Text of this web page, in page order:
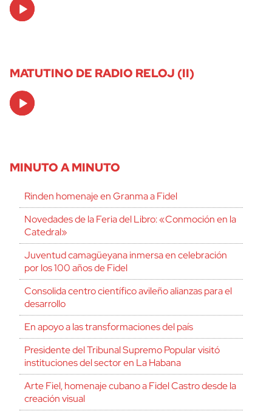
Player
MATUTINO DE RADIO RELOJ (II)
Audio
Player
MINUTO A MINUTO
Rinden homenaje en Granma a Fidel
Novedades de la Feria del Libro: «Conmoción en la
Catedral»
Juventud camagüeyana inmersa en celebración
por los 100 años de Fidel
Consolida centro científico avileño alianzas para el
desarrollo
En apoyo a las transformaciones del país
Presidente del Tribunal Supremo Popular visitó
instituciones del sector en La Habana
Arte Fiel, homenaje cubano a Fidel Castro desde la
creación visual